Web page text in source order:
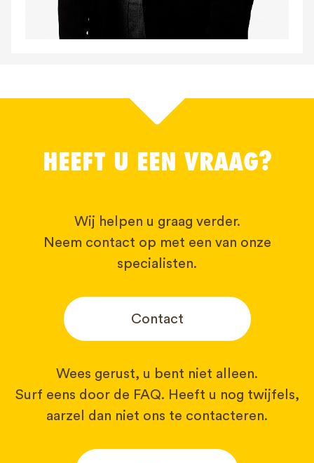
HEEFT U EEN VRAAG?
Wij helpen u graag verder.
Neem contact op met een van onze
specialisten.
Contact
Wees gerust, u bent niet alleen.
Surf eens door de FAQ. Heeft u nog twijfels,
aarzel dan niet ons te contacteren.